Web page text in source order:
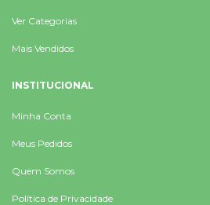
Ver Categorias
Mais Vendidos
INSTITUCIONAL
Minha Conta
Meus Pedidos
Quem Somos
Política de Privacidade